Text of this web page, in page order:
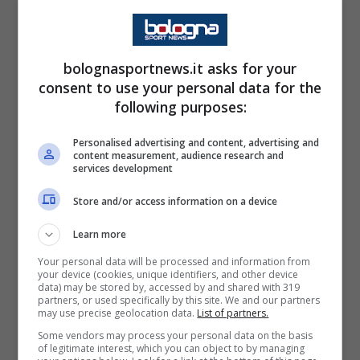
l’obiettivo è quello di riavere a disposizione il
giocatore per il recupero contro il
fine febbraio, seppur la soluzione più
plausibile per il momento risulta essere
Rientro Odgaard: c’è una data
cerchiata in rosso e più
realistica per il suo rientro
Infatti risulta molto più plausibile che il classe
1999 riesca a rientrare contro ilCagliari, nel
primo weekend di Marzo al Dall’Ara. Un
recupero che sarebbe certamente
bolognasportnews.it asks for your
consent to use your personal data for the
following purposes:
Personalised advertising and content, advertising and
content measurement, audience research and
services development
Store and/or access information on a device
Learn more
Your personal data will be processed and information from
your device (cookies, unique identifiers, and other device
data) may be stored by, accessed by and shared with 319
partners, or used specifically by this site. We and our partners
may use precise geolocation data. List of partners.
Some vendors may process your personal data on the basis
of legitimate interest, which you can object to by managing